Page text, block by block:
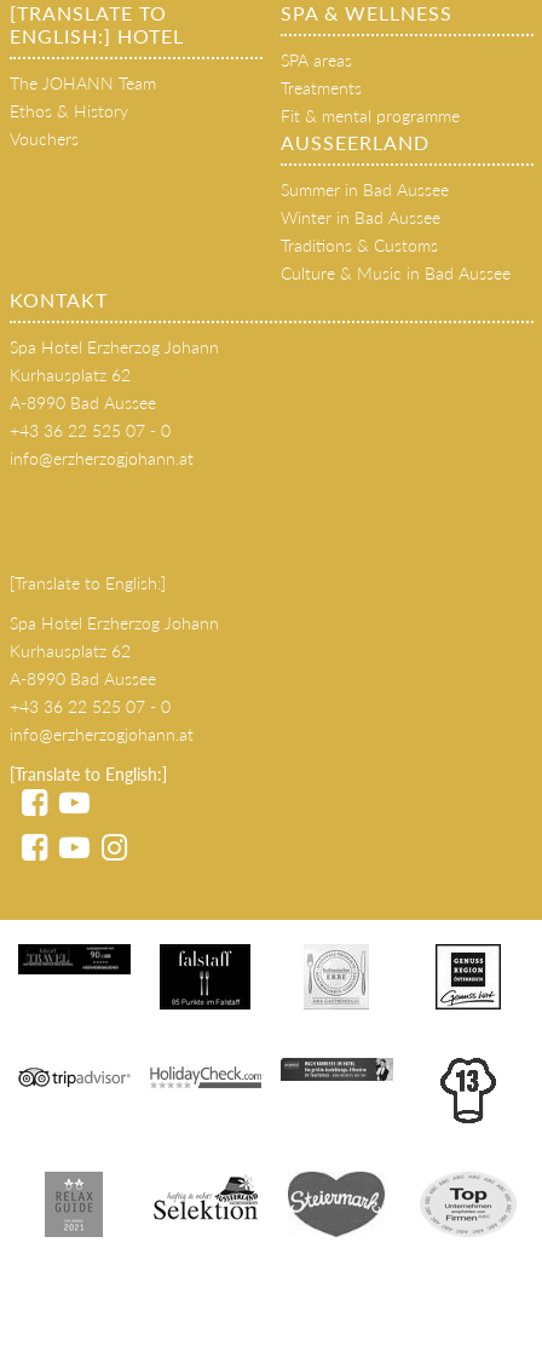
[TRANSLATE TO
ENGLISH:] HOTEL
The JOHANN Team
Ethos & History
Vouchers
SPA & WELLNESS
SPA areas
Treatments
Fit & mental programme
AUSSEERLAND
Summer in Bad Aussee
Winter in Bad Aussee
Traditions & Customs
Culture & Music in Bad Aussee
KONTAKT
Spa Hotel Erzherzog Johann
Kurhausplatz 62
A-8990 Bad Aussee
+43 36 22 525 07 - 0
info@erzherzogjohann.at
[Translate to English:]
Spa Hotel Erzherzog Johann
Kurhausplatz 62
A-8990 Bad Aussee
+43 36 22 525 07 - 0
info@erzherzogjohann.at
[Translate to English:]